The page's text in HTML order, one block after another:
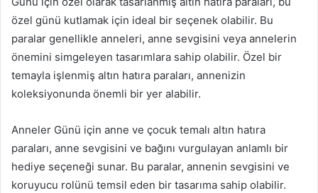
özel günü kutlamak için ideal bir seçenek olabilir. Bu
paralar genellikle anneleri, anne sevgisini veya annelerin
önemini simgeleyen tasarımlara sahip olabilir. Özel bir
temayla işlenmiş altın hatıra paraları, annenizin
koleksiyonunda önemli bir yer alabilir.
Anneler Günü için anne ve çocuk temalı altın hatıra
paraları, anne sevgisini ve bağını vurgulayan anlamlı bir
hediye seçeneği sunar. Bu paralar, annenin sevgisini ve
koruyucu rolünü temsil eden bir tasarıma sahip olabilir.